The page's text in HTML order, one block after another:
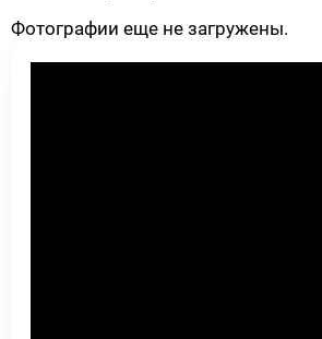
Фотографии еще не загружены.